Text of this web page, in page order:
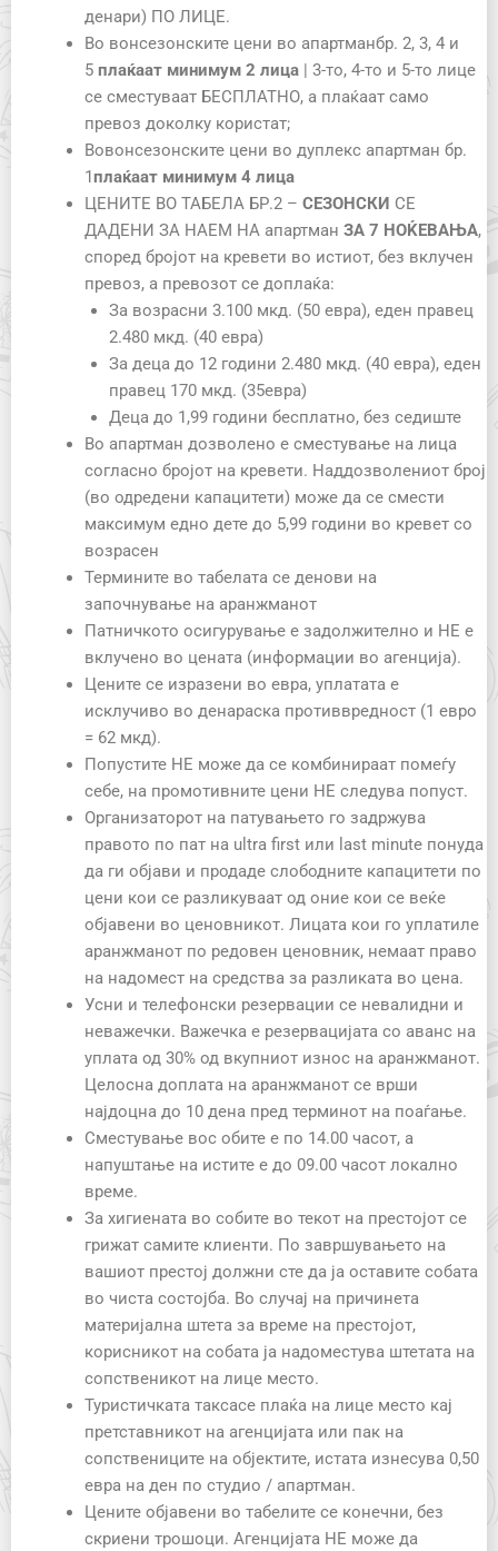
денари) ПО ЛИЦЕ.
Во вонсезонските цени во апартманбр. 2, 3, 4 и
5 плаќаат минимум 2 лица| 3-то, 4-то и 5-то лице
се сместуваат БЕСПЛАТНО, а плаќаат само
превоз доколку користат;
Вовонсезонските цени во дуплекс апартман бр.
1плаќаат минимум 4 лица
ЦЕНИТЕ ВО ТАБЕЛА БР.2 – СЕЗОНСКИ СЕ
ДАДЕНИ ЗА НАЕМ НА апартман ЗА 7 НОЌЕВАЊА,
според бројот на кревети во истиот, без вклучен
превоз, а превозот се доплаќа:
За возрасни 3.100 мкд. (50 евра), еден правец
2.480 мкд. (40 евра)
За деца до 12 години 2.480 мкд. (40 евра), еден
правец 170 мкд. (35евра)
Деца до 1,99 години бесплатно, без седиште
Во апартман дозволено е сместување на лица
согласно бројот на кревети. Наддозволениот број
(во одредени капацитети) може да се смести
максимум едно дете до 5,99 години во кревет со
возрасен
Термините во табелата се денови на
започнување на аранжманот
Патничкото осигурување е задолжително и НЕ е
вклучено во цената (информации во агенција).
Цените се изразени во евра, уплатата е
исклучиво во денараска противвредност (1 евро
= 62 мкд).
Попустите НЕ можe да се комбинираат помеѓу
себе, на промотивните цени НЕ следува попуст.
Организаторот на патувањето го задржува
правото по пат на ultra first или last minute понуда
да ги објави и продаде слободните капацитети по
цени кои се разликуваат од оние кои се веќе
објавени во ценовникот. Лицата кои го уплатиле
аранжманот по редовен ценовник, немаат право
на надомест на средства за разликата во цена.
Усни и телефонски резервации се невалидни и
неважечки. Важечка е резервацијата со аванс на
уплата од 30% од вкупниот износ на аранжманот.
Целосна доплата на аранжманот се врши
најдоцна до 10 дена пред терминот на поаѓање.
Сместување вос обите е по 14.00 часот, а
напуштање на истите е до 09.00 часот локално
време.
За хигиената во собите во текот на престојот се
грижат самите клиенти. По завршувањето на
вашиот престој должни сте да ја оставите собата
во чиста состојба. Во случај на причинета
материјална штета за време на престојот,
корисникот на собата ја надоместува штетата на
сопственикот на лице место.
Туристичката таксасе плаќа на лице место кај
претставникот на агенцијата или пак на
сопствениците на објектите, истата изнесува 0,50
евра на ден по студио / апартман.
Цените објавени во табелите се конечни, без
скриени трошоци. Агенцијата НЕ може да